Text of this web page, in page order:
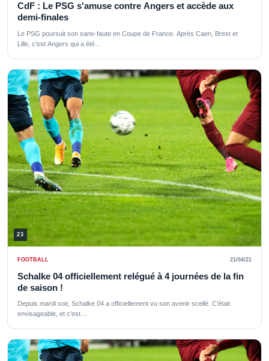
CdF : Le PSG s'amuse contre Angers et accède aux
demi-finales
Le PSG poursuit son sans-faute en Coupe de France. Après Caen, Brest et
Lille, c’est Angers qui a été…
23
FOOTBALL 21/04/21
Schalke 04 officiellement relégué à 4 journées de la fin
de saison !
Depuis mardi soir, Schalke 04 a officiellement vu son avenir scellé. C’était
envisageable, et c’est…